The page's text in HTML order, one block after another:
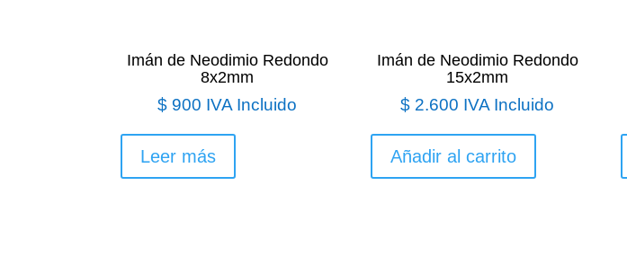
Imán de Neodimio Redondo
8x2mm
$ 900 IVA Incluido
Leer más
Imán de Neodimio Redondo
15x2mm
$ 2.600 IVA Incluido
Añadir al carrito